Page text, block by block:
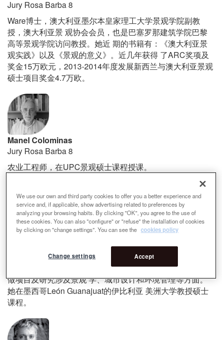
Jury Rosa Barba 8
Ware博士 ， 澳大利 亚墨尔本皇家理工大学景观学院副教
授 ， 澳大利亚景 观协会会员 ， 也是巴塞罗那建筑学院巴黎
高等景观学院访问教授。她近 期的书籍有 ：
《澳大利亚景
观实践》以及《景观的意义》。近几年获得 了ARC奖项及
奖金15万欧元 ， 2013-2014年度发展新西兰与澳大利亚景观
硕士项目奖金4.7万欧。
Manel Colominas
Jury Rosa Barba 8
农业工程师 ， 在UPC景观硕士课程授课。
Desiree Martinez
毕业于慕尼黑工业大学 2010-2014
计师联盟主席。她的PAISAJE RADICAL
做项目及研究涉及景观 学、城市设计和环境管理等方面。
她在墨西哥León Guanajuat的伊比利 亚 美洲大学教授硕士
课程。
We use our own and third party cookies to offer you a better experience and
service and, if applicable, show advertising related to preferences by
analyzing your browsing habits. By clicking "OK", you agree to the use of
these cookies. You can also "configure" or "refuse" the installation of cookies
by clicking on "change settings". You can see the cookies policy
Accept
Change settings